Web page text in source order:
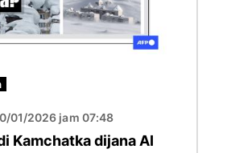
01/2026 jam 07:48
Kamchatka dijana AI